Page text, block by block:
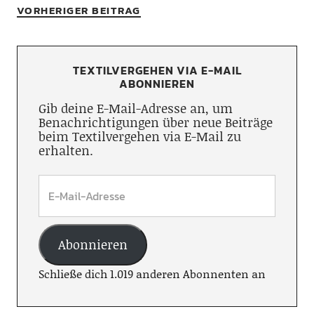
VORHERIGER BEITRAG
TEXTILVERGEHEN VIA E-MAIL
ABONNIEREN
Gib deine E-Mail-Adresse an, um
Benachrichtigungen über neue Beiträge
beim Textilvergehen via E-Mail zu
erhalten.
Abonnieren
Schließe dich 1.019 anderen Abonnenten an